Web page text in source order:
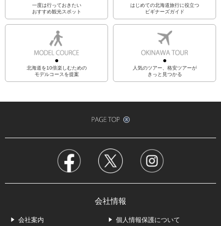
一度は行っておきたい
おすすめ観光スポット
はじめての北海道旅行に役立つ
ビギナーズガイド
北海道を10倍楽しむための
モデルコースを提案
人気のツアー、格安ツアーが
きっと見つかる
会社情報
会社案内 個人情報保護について